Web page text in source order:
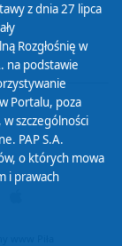
z dnia 27 lipca
Rozgłośnię w
na podstawie
Portalu, poza
szczególności
PAP S.A.
o których mowa
i prawach